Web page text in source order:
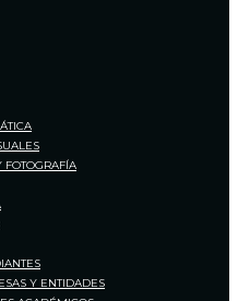
FOTOGRAFÍA
Y ENTIDADES